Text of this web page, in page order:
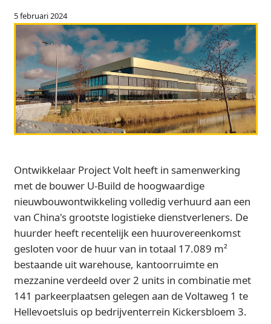
5 februari 2024
Ontwikkelaar Project Volt heeft in samenwerking
met de bouwer U-Build de hoogwaardige
nieuwbouwontwikkeling volledig verhuurd aan een
van China's grootste logistieke dienstverleners. De
huurder heeft recentelijk een huurovereenkomst
gesloten voor de huur van in totaal 17.089 m²
bestaande uit warehouse, kantoorruimte en
mezzanine verdeeld over 2 units in combinatie met
141 parkeerplaatsen gelegen aan de Voltaweg 1 te
Hellevoetsluis op bedrijventerrein Kickersbloem 3.